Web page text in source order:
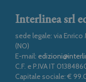
Interlinea srl
sede legale: via Enrico
(NO)
E-mail:
C.F. e P.IVA IT
Capitale sociale: €